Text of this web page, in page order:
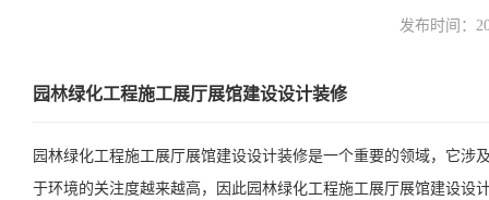
发布时间：
园林绿化工程施工展厅展馆建设设计装修
园林绿化工程施工展厅展馆建设设计装修是一个重要的领域，它
于环境的关注度越来越高，因此园林绿化工程施工展厅展馆建设设